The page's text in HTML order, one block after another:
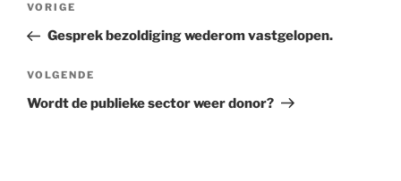
Vorig
bericht
VORIGE
Gesprek bezoldiging wederom vastgelopen.
Volgend
bericht
VOLGENDE
Wordt de publieke sector weer donor?